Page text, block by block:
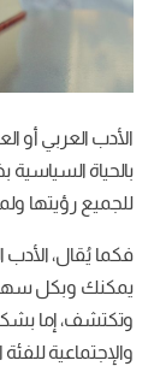
الأدب العربي أو
بالحياة السياسية
للجميع رؤيتها
فكما يُقال، الأدب
يمكنك وبكل
وتكتشف، إما
والإجتماعية